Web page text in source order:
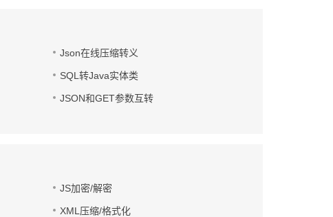
Json在线压缩转义
SQL转Java实体类
JSON和GET参数互转
JS加密/解密
XML压缩/格式化